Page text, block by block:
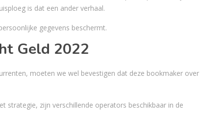
is dat een ander verhaal.
gegevens beschermt.
Geld 2022
moeten we wel bevestigen dat deze bookmaker over
strategie, zijn verschillende operators beschikbaar in de